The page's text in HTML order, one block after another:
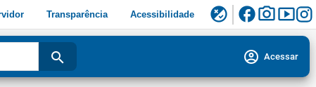
Transparência Acessibilidade flaky facebookphoto_camerasmart_display
search account_circle Acessar